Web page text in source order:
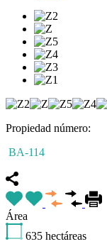
Propiedad número:
BA-114
Área
635 hectáreas